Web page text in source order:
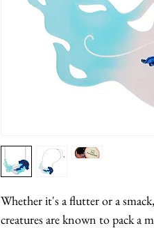
Whether it's a flutter or a
creatures are known to pack a